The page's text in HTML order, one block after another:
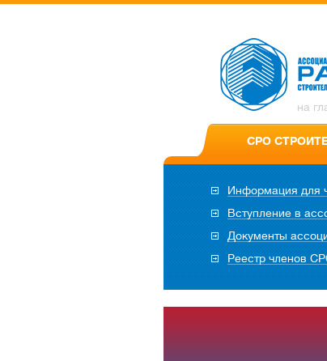
на
СРО
Информация для
Вступление в
Документы
Реестр членов